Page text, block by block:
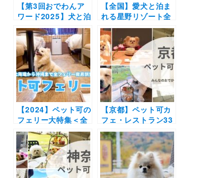
【第3回おでわんア
ワード2025】犬と泊
まれる人気の宿ラン
キング結果発表（4
部門別）〜飼い主さ
んからの推薦コメン
トも〜
【全国】愛犬と泊ま
れる星野リゾート全
42施設大特集！実際
のお泊まり写真レポ
や口コミも | 大切な
ペットと特別な旅行
を楽しもう♪
【2024】ペット可の
フェリー大特集＜全
24隻＞北海道から沖
縄までウィズペット
ルーム・ペットルー
ムで愛犬と非日常の
旅へ
【京都】ペット可カ
フェ・レストラン33
選！店内OKの和菓
子店やドッグラン付
きのカフェまとめ｜
実際のおでかけレポ
ート付き